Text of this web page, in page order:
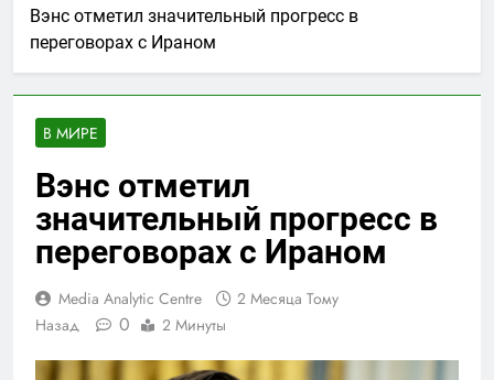
Вэнс отметил значительный прогресс в
переговорах с Ираном
В МИРЕ
Вэнс отметил
значительный прогресс в
переговорах с Ираном
Media Analytic Centre
2 Месяца Тому
Назад
0 2 Минуты